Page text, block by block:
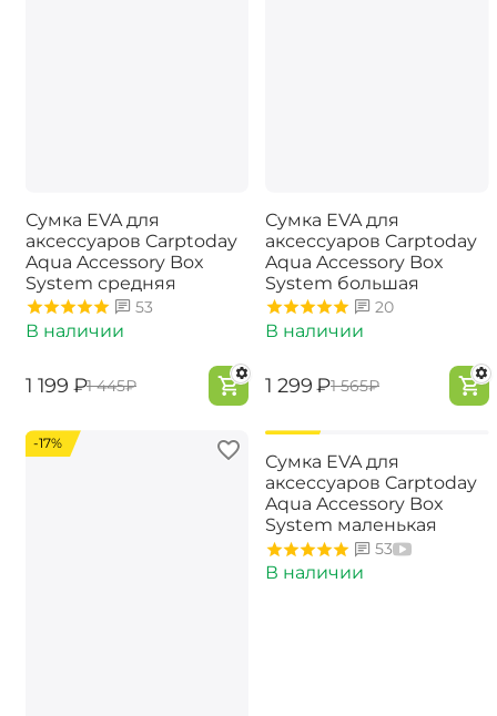
Сумка EVA для
аксессуаров Carptoday
Aqua Accessory Box
System средняя
53
В наличии
‍1 199‍ ₽‍1 445‍₽
Сумка EVA для
аксессуаров Carptoday
Aqua Accessory Box
System большая
20
В наличии
‍1 299‍₽‍1 565‍₽
-17%
Сумка EVA для
аксессуаров Carptoday
Aqua Accessory Box
System маленькая
53
В наличии